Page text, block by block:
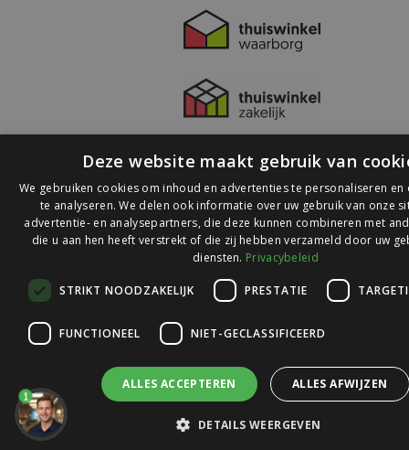
© 2026 Ledlichtdiscounter.nl
op
Webwinkelkeur
1
Deze website maakt gebruik van
We gebruiken cookies om inhoud en advertenties te personaliseren en
te analyseren. We delen ook informatie over uw gebruik van onze
advertentie- en analysepartners, die deze kunnen combineren met
die u aan hen heeft verstrekt of die zij hebben verzameld door uw
diensten. Privacybeleid
STRIKT NOODZAKELIJK PRESTATIE
FUNCTIONEEL NIET-GECLASSIFICEERD
ALLES ACCEPTEREN ALLES AFWIJZEN
DETAILS WEERGEVEN